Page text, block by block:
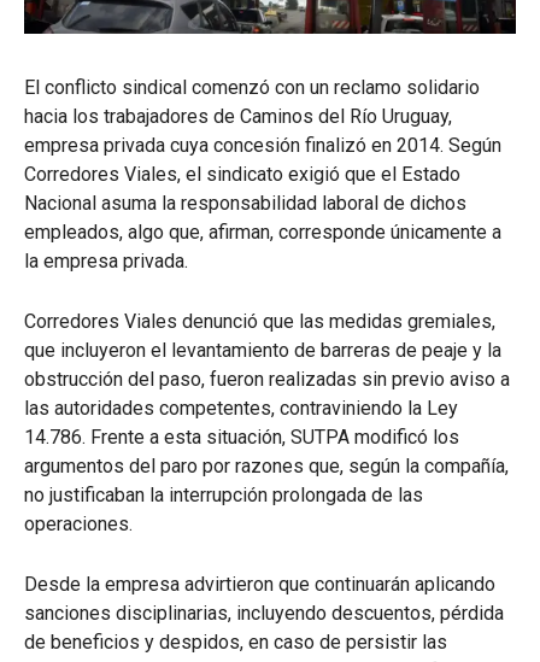
El conflicto sindical comenzó con un reclamo solidario
hacia los trabajadores de Caminos del Río Uruguay,
empresa privada cuya concesión finalizó en 2014. Según
Corredores Viales, el sindicato exigió que el Estado
Nacional asuma la responsabilidad laboral de dichos
empleados, algo que, afirman, corresponde únicamente a
la empresa privada.
Corredores Viales denunció que las medidas gremiales,
que incluyeron el levantamiento de barreras de peaje y la
obstrucción del paso, fueron realizadas sin previo aviso a
las autoridades competentes, contraviniendo la Ley
14.786. Frente a esta situación, SUTPA modificó los
argumentos del paro por razones que, según la compañía,
no justificaban la interrupción prolongada de las
operaciones.
Desde la empresa advirtieron que continuarán aplicando
sanciones disciplinarias, incluyendo descuentos, pérdida
de beneficios y despidos, en caso de persistir las